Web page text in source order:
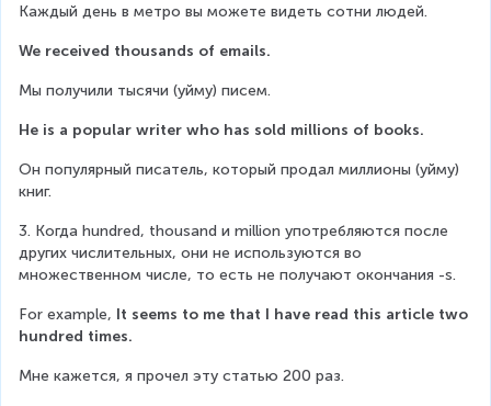
Каждый день в метро вы можете видеть сотни людей.
We received thousands of emails.
Мы получили тысячи (уйму) писем.
He is a popular writer who has sold millions of books.
Он популярный писатель, который продал миллионы (уйму)
книг.
3. Когда hundred, thousand и million употребляются после
других числительных, они не используются во
множественном числе, то есть не получают окончания -s.
For example, It seems to me that I have read this article two
hundred times.
Мне кажется, я прочел эту статью 200 раз.